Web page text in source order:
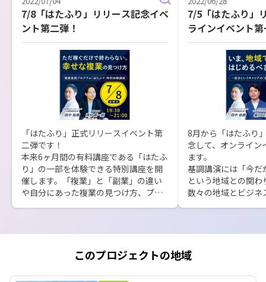
7/8「はたふり」リリース記念イベ
ント第二弾！
「はたふり」正式リリースイベント第
二弾です！
本来6ヶ月間の有料講座である「はたふ
り」の一部を体験できる特別講座を開
催します。「複業」と「副業」の違い
や自分にあった複業の見つけ方、プロ
お申込みはコチラ
https://hatahuri-event2.peatix.com/
7/5「はたふり」
ラインイベント
す！
8月から「はたふり
念して、オンライン
ます。
基調講演には「今だ
という地域との関
数々の地域とビジネ
お申込みはコチラ
https://hatahuri-
このプロジェクトの地域